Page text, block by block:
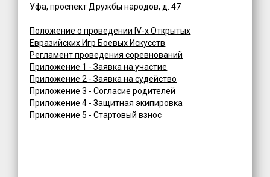
Уфа, проспект Дружбы народов, д. 47
Положение о проведении IV-х Открытых
Евразийских Игр Боевых Искусств
Регламент проведения соревнований
Приложение 1 - Заявка на участие
Приложение 2 - Заявка на судейство
Приложение 3 - Согласие родителей
Приложение 4 - Защитная экипировка
Приложение 5 - Стартовый взнос